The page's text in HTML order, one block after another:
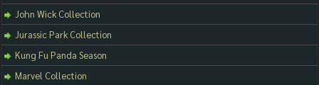
John Wick Collection
Jurassic Park Collection
Kung Fu Panda Season
Marvel Collection